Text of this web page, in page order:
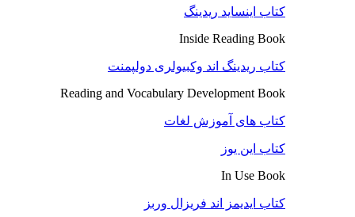
کتاب اینساید ریدینگ
Inside Reading Book
کتاب ریدینگ اند وکبیولری دولپمنت
Reading and Vocabulary Development Book
کتاب های آموزش لغات
کتاب این یوز
In Use Book
کتاب ایدیمز اند فریزال وربز